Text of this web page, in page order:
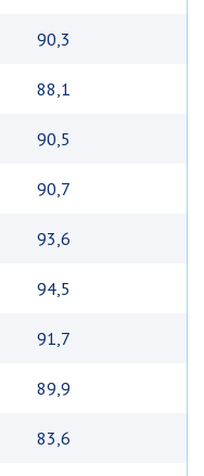
90,3
88,1
90,5
90,7
93,6
94,5
91,7
89,9
83,6